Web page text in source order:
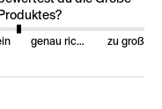
genau richtig zu groß